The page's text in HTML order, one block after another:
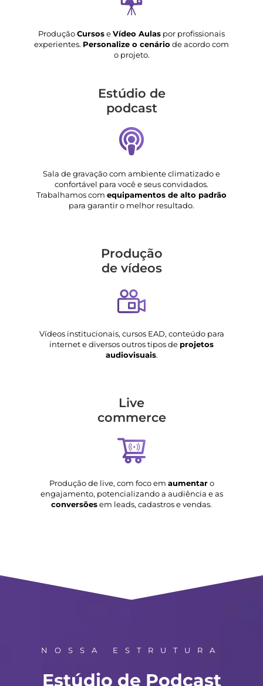
ProduçãoCursoseVídeo Aulas por profissionais
experientes. Personalize o cenário de acordo com
o projeto.
Estúdio de
podcast
Sala de gravação com ambiente climatizado e
confortável para você e seus convidados.
Trabalhamos com equipamentos de alto padrão
para garantir o melhor resultado.
Produção
de vídeos
Vídeos institucionais, cursos EAD, conteúdo para
internet e diversos outros tipos de projetos
audiovisuais.
Live
commerce
Produção de live, com foco em aumentaro
engajamento, potencializando a audiência e as
conversõesem leads, cadastros e vendas.
NOSSA ESTRUTURA
Estúdio de Podcast